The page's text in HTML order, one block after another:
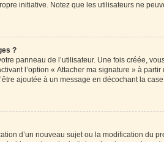
initiative. Notez que les utilisateurs ne
?
panneau de l’utilisateur. Une fois créée,
l’option « Attacher ma signature » à
ajoutée à un message en décochant la
d’un nouveau sujet ou la modification du